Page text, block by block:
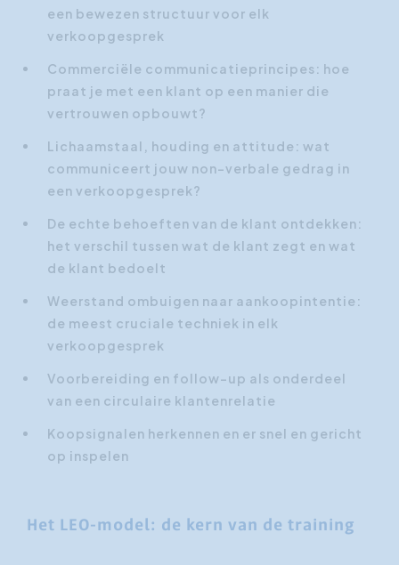
een bewezen structuur voor elk
verkoopgesprek
Commerciële communicatieprincipes: hoe
praat je met een klant op een manier die
vertrouwen opbouwt?
Lichaamstaal, houding en attitude: wat
communiceert jouw non-verbale gedrag in
een verkoopgesprek?
De echte behoeften van de klant ontdekken:
het verschil tussen wat de klant zegt en wat
de klant bedoelt
Weerstand ombuigen naar aankoopintentie:
de meest cruciale techniek in elk
verkoopgesprek
Voorbereiding en follow-up als onderdeel
van een circulaire klantenrelatie
Koopsignalen herkennen en er snel en gericht
op inspelen
Het LEO-model: de kern van de training